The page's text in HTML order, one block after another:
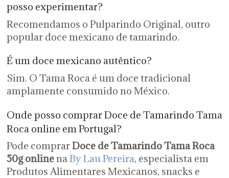
posso experimentar?
Recomendamos o Pulparindo Original, outro
popular doce mexicano de tamarindo.
É um doce mexicano autêntico?
Sim. O Tama Roca é um doce tradicional
amplamente consumido no México.
Onde posso comprar Doce de Tamarindo Tama
Roca online em Portugal?
Pode comprarDoce de Tamarindo Tama Roca
50g onlinenaBy Lau Pereira, especialista em
Produtos Alimentares Mexicanos, snacks e